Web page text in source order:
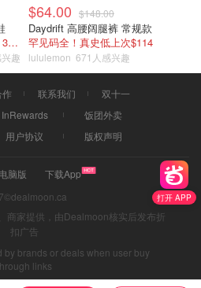
打开 APP
明星都在穿的热门款！多色可选 3.8折
趣
$64.00 $148.00
Daydrift 高腰阔腿裤 常规款
罕见码全！真史低上次$114
lululemon 671人感兴趣
联系我们
双十一
InRewards
饭团外卖
用户协议 版权声明
电脑版
下载App
商家提供，由Dealmoon核实后发布折
扣广告
by brands or deals when user buy
links